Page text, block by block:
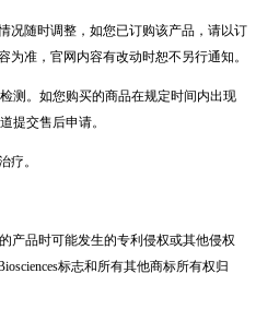
况随时调整，如您已订购该产品，请以订
准，官网内容有改动时恕不另行通知。
测。如您购买的商品在规定时间内出现
提交售后申请。
疗。
产品时可能发生的专利侵权或其他侵权
标志和所有其他商标所有权归